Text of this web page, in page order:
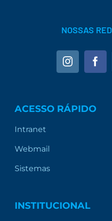
NOSSAS
ACESSO RÁPIDO
Intranet
Webmail
Sistemas
INSTITUCIONAL